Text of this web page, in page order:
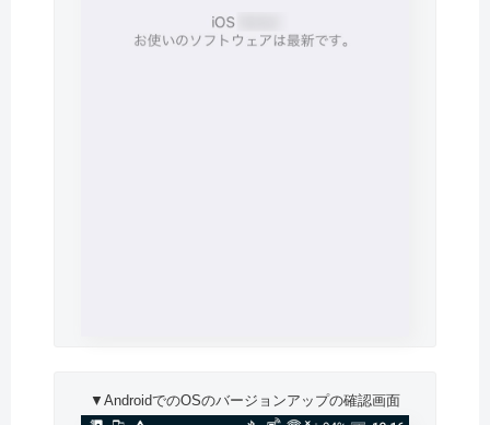
▼AndroidでのOSのバージョンアップの確認画面